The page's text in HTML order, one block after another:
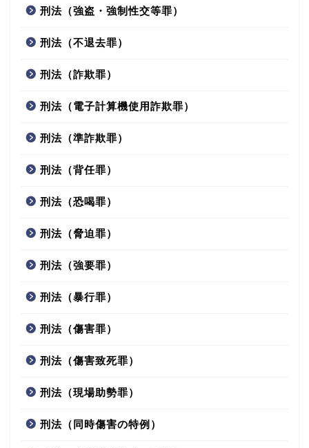
刑法（強盗・強制性交等罪）
刑法（不退去罪）
刑法（詐欺罪）
刑法（電子計算機使用詐欺罪）
刑法（準詐欺罪）
刑法（背任罪）
刑法（恐喝罪）
刑法（脅迫罪）
刑法（強要罪）
刑法（暴行罪）
刑法（傷害罪）
刑法（傷害致死罪）
刑法（現場助勢罪）
刑法（同時傷害の特例）